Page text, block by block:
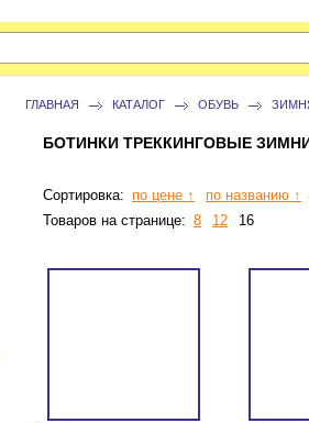
ГЛАВНАЯ КАТАЛОГ ОБУВЬ
БОТИНКИ ТРЕККИНГОВЫЕ
Сортировка: по цене ↑ по названию ↑
Товаров на странице: 8 12 16